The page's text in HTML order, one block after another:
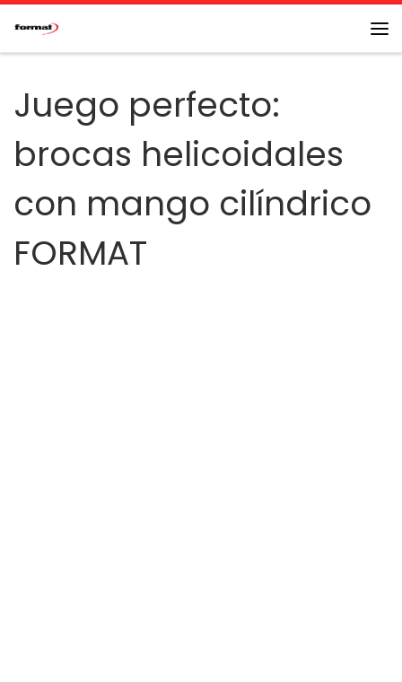
Saltar al contenido
Juego perfecto:
brocas helicoidales
con mango cilíndrico
FORMAT